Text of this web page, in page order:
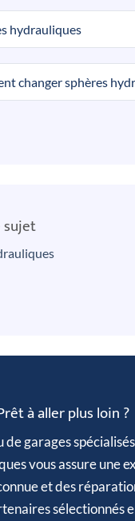
hydrauliques
changer sphères
sujet
à aller plus loin ?
garages
vous assure une
et des
sélectionnés